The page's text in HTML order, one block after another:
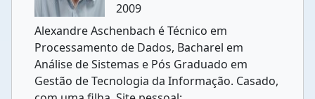
2009
Alexandre Aschenbach é Técnico em
Processamento de Dados, Bacharel em
Análise de Sistemas e Pós Graduado em
Gestão de Tecnologia da Informação. Casado,